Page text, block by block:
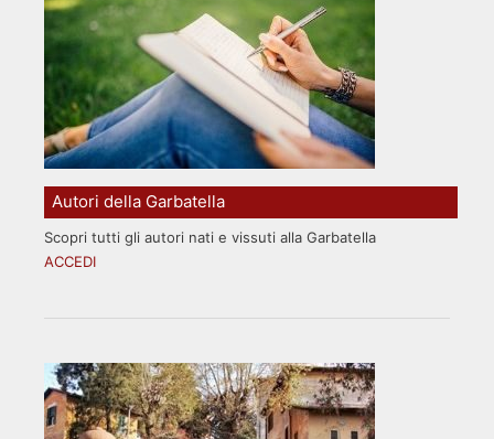
Autori della Garbatella
Scopri tutti gli autori nati e vissuti alla Garbatella
ACCEDI